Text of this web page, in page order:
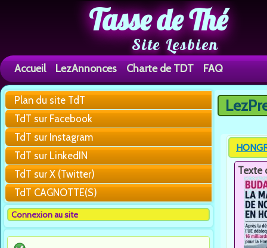
Tasse de Thé
Site Lesbien
Accueil LezAnnonces Charte de TDT FAQ
Plan du site TdT
TdT sur Facebook
TdT sur Instagram
TdT sur LinkedIN
TdT sur X (Twitter)
TdT CAGNOTTE(S)
Connexion au site
Vous
Texte